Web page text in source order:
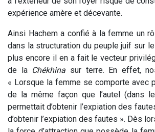
expérience amère et décevante.
Ainsi Hachem a confié à la femme un
dans la structuration du peuple juif sur
plus encore il en a fait le vecteur
de la Chékhina sur terre. En effet,
« Lorsque la femme se comporte avec
de la même façon que l’autel (dans
permettait d’obtenir l’expiation des
d’obtenir l’expiation des fautes ». Dès